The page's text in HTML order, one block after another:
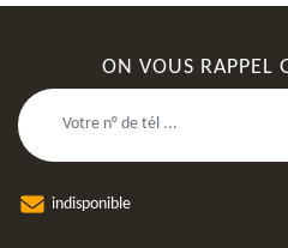
ON VOUS RAPPEL
indisponible